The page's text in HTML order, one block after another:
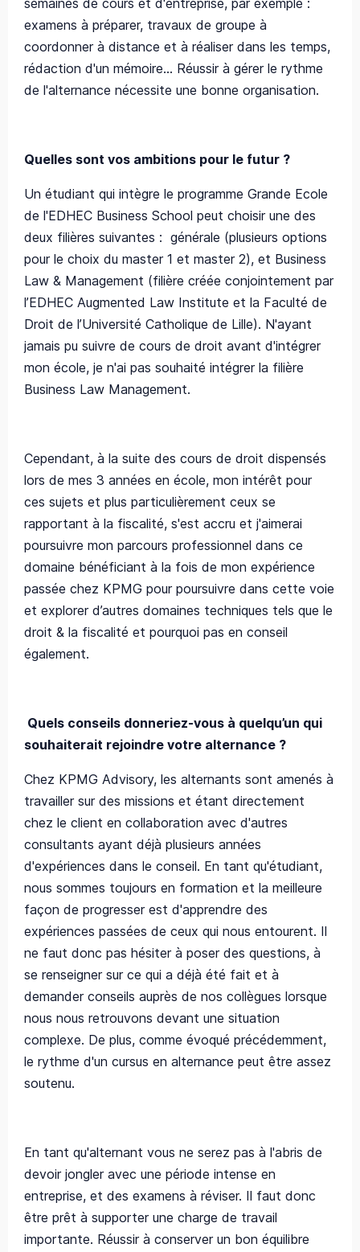
semaines de cours et d'entreprise, par exemple :
examens à préparer, travaux de groupe à
coordonner à distance et à réaliser dans les temps,
rédaction d'un mémoire... Réussir à gérer le rythme
de l'alternance nécessite une bonne organisation.
Quelles sont vos ambitions pour le futur ?
Un étudiant qui intègre le programme Grande Ecole
de l'EDHEC Business School peut choisir une des
deux filières suivantes : générale (plusieurs options
pour le choix du master 1 et master 2), et Business
Law & Management (filière créée conjointement par
l’EDHEC Augmented Law Institute et la Faculté de
Droit de l’Université Catholique de Lille). N'ayant
jamais pu suivre de cours de droit avant d'intégrer
mon école, je n'ai pas souhaité intégrer la filière
Business Law Management.
Cependant, à la suite des cours de droit dispensés
lors de mes 3 années en école, mon intérêt pour
ces sujets et plus particulièrement ceux se
rapportant à la fiscalité, s'est accru et j'aimerai
poursuivre mon parcours professionnel dans ce
domaine bénéficiant à la fois de mon expérience
passée chez KPMG pour poursuivre dans cette voie
et explorer d’autres domaines techniques tels que le
droit & la fiscalité et pourquoi pas en conseil
également.
Quels conseils donneriez-vous à quelqu’un qui
souhaiterait rejoindre votre alternance ?
Chez KPMG Advisory, les alternants sont amenés à
travailler sur des missions et étant directement
chez le client en collaboration avec d'autres
consultants ayant déjà plusieurs années
d'expériences dans le conseil. En tant qu'étudiant,
nous sommes toujours en formation et la meilleure
façon de progresser est d'apprendre des
expériences passées de ceux qui nous entourent. Il
ne faut donc pas hésiter à poser des questions, à
se renseigner sur ce qui a déjà été fait et à
demander conseils auprès de nos collègues lorsque
nous nous retrouvons devant une situation
complexe. De plus, comme évoqué précédemment,
le rythme d'un cursus en alternance peut être assez
soutenu.
En tant qu'alternant vous ne serez pas à l'abris de
devoir jongler avec une période intense en
entreprise, et des examens à réviser. Il faut donc
être prêt à supporter une charge de travail
importante. Réussir à conserver un bon équilibre